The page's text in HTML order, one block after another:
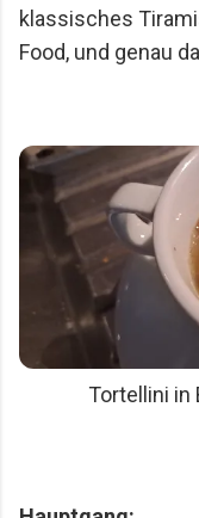
klassisches
Food, und genau
Tortellini in